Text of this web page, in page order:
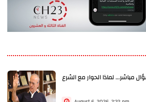
مباشر... لماذا الحوار مع الشرع